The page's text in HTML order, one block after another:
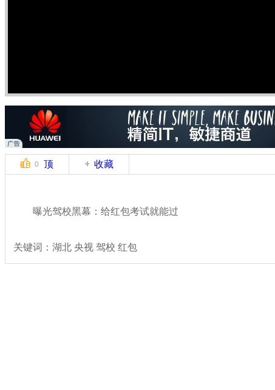
0 顶 收藏
曝光驾校黑幕：给红包考试就能过
关键词：湖北 央视 驾校 红包